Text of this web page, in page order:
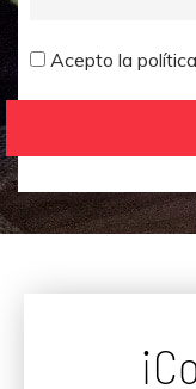
Acepto la